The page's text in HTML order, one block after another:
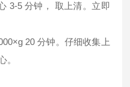
3-5 分钟， 取上清。立即
20 分钟。仔细收集上
。